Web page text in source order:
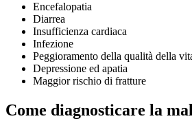
Encefalopatia
Diarrea
Insufficienza cardiaca
Infezione
Peggioramento della qualità della
Depressione ed apatia
Maggior rischio di fratture
Come diagnosticare la